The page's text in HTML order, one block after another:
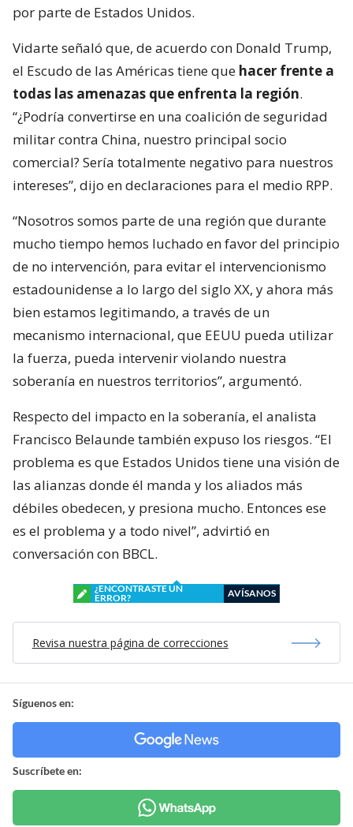
por parte de Estados Unidos.
Vidarte señaló que, de acuerdo con Donald Trump,
el Escudo de las Américas tiene que hacer frente a
todas las amenazas que enfrenta la región.
“¿Podría convertirse en una coalición de seguridad
militar contra China, nuestro principal socio
comercial? Sería totalmente negativo para nuestros
intereses”, dijo en declaraciones para el medio RPP.
“Nosotros somos parte de una región que durante
mucho tiempo hemos luchado en favor del principio
de no intervención, para evitar el intervencionismo
estadounidense a lo largo del siglo XX, y ahora más
bien estamos legitimando, a través de un
mecanismo internacional, que EEUU pueda utilizar
la fuerza, pueda intervenir violando nuestra
soberanía en nuestros territorios”, argumentó.
Respecto del impacto en la soberanía, el analista
Francisco Belaunde también expuso los riesgos. “El
problema es que Estados Unidos tiene una visión de
las alianzas donde él manda y los aliados más
débiles obedecen, y presiona mucho. Entonces ese
es el problema y a todo nivel”, advirtió en
conversación con BBCL.
¿ENCONTRASTE UN
ERROR?
AVÍSANOS
Revisa nuestra página de correcciones
Síguenos en:
Suscríbete en: